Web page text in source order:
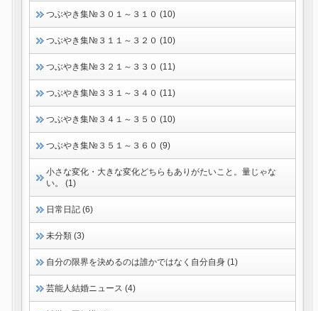
つぶやき集№３０１～３１０ (10)
つぶやき集№３１１～３２０ (10)
つぶやき集№３２１～３３０ (11)
つぶやき集№３３１～３４０ (11)
つぶやき集№３４１～３５０ (10)
つぶやき集№３５１～３６０ (9)
小さな変化・大きな変化どちらもありがたいこと。量じゃな
い。 (1)
日常日記 (6)
未分類 (3)
自分の限界を決めるのは誰かではなく自分自身 (1)
芸能人結婚ニュース (4)